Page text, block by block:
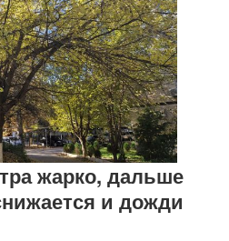
жарко, дальше
и дожди